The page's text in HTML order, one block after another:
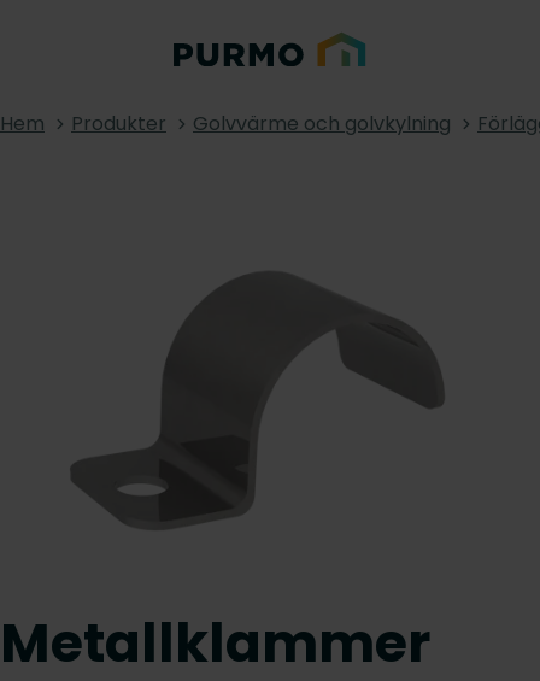
Hem Produkter Golvvärme och golvkylning
Metallklammer